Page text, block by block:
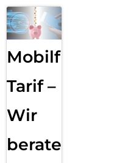
Mobilfunk
Tarif –
Wir
beraten